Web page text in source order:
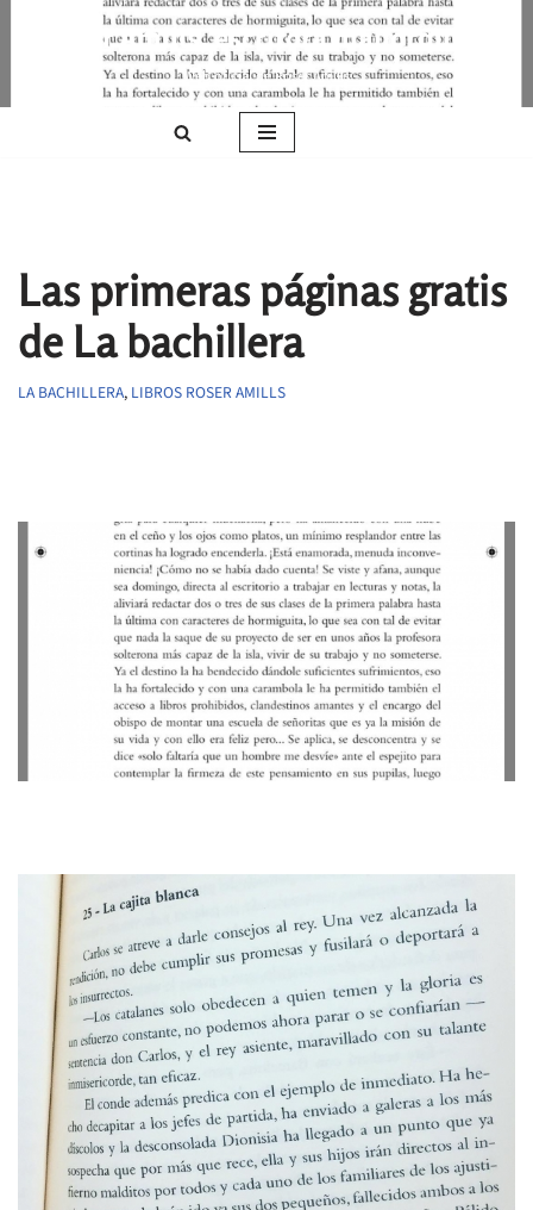
Roser Amills, escritora mallorquina
Web oficial de Roser Amills
Las primeras páginas gratis
de La bachillera
LA BACHILLERA, LIBROS ROSER AMILLS